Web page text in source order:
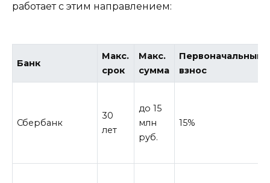
работает с этим направлением:
Банк
Макс.
срок
Макс.
сумма
Первоначальный
взнос
Сбербанк
30
лет
до 15
млн
руб.
15%